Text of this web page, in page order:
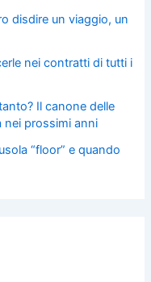
disdire un viaggio, un
nei contratti di tutti i
Il canone delle
nei prossimi anni
“floor” e quando